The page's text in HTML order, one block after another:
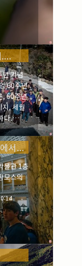
기념
60주년
, 60주년
지, 세월
다.
양을 대
서...
물관 1층
모스의